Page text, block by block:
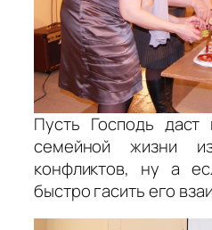
Пусть Господь
семейной жизни
конфликтов, ну а
быстро гасить его